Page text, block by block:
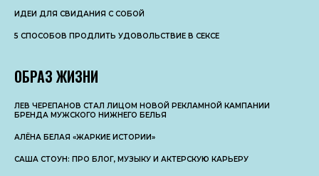
ИДЕИ ДЛЯ СВИДАНИЯ С СОБОЙ
5 СПОСОБОВ ПРОДЛИТЬ УДОВОЛЬСТВИЕ В СЕКСЕ
ОБРАЗ ЖИЗНИ
ЛЕВ ЧЕРЕПАНОВ СТАЛ ЛИЦОМ НОВОЙ РЕКЛАМНОЙ КАМПАНИИ
БРЕНДА МУЖСКОГО НИЖНЕГО БЕЛЬЯ
АЛЁНА БЕЛАЯ «ЖАРКИЕ ИСТОРИИ»
САША СТОУН: ПРО БЛОГ, МУЗЫКУ И АКТЕРСКУЮ КАРЬЕРУ